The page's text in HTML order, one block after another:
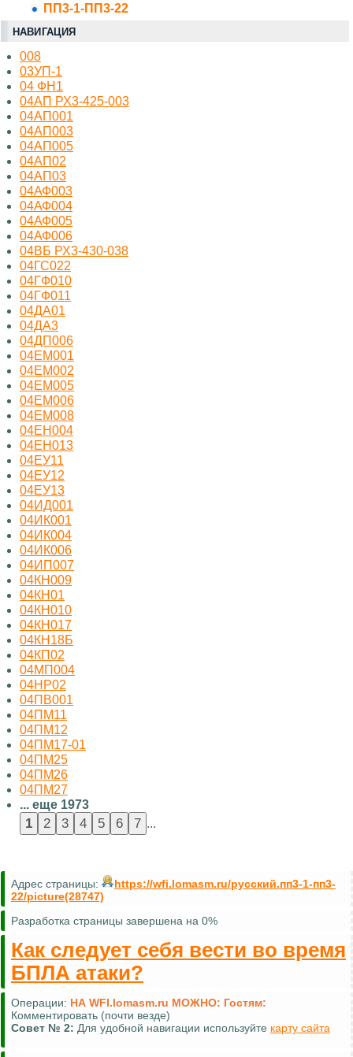
ПП3-1-ПП3-22
НАВИГАЦИЯ
008
03УП-1
04 ФН1
04АП РХ3-425-003
04АП001
04АП003
04АП005
04АП02
04АП03
04АФ003
04АФ004
04АФ005
04АФ006
04ВБ РХ3-430-038
04ГС022
04ГФ010
04ГФ011
04ДА01
04ДА3
04ДП006
04ЕМ001
04ЕМ002
04ЕМ005
04ЕМ006
04ЕМ008
04ЕН004
04ЕН013
04ЕУ11
04ЕУ12
04ЕУ13
04ИД001
04ИК001
04ИК004
04ИК006
04ИП007
04КН009
04КН01
04КН010
04КН017
04КН18Б
04КП02
04МП004
04НР02
04ПВ001
04ПМ11
04ПМ12
04ПМ17-01
04ПМ25
04ПМ26
04ПМ27
... еще 1973
...
Адрес страницы:
https://wfi.lomasm.ru/русский.пп3-1-пп3-
22/picture(28747)
Разработка страницы завершена на 0%
Как следует себя вести во время
БПЛА атаки?
Операции: НА WFI.lomasm.ru МОЖНО: Гостям:
Комментировать (почти везде)
Совет № 2: Для удобной навигации используйте карту сайта